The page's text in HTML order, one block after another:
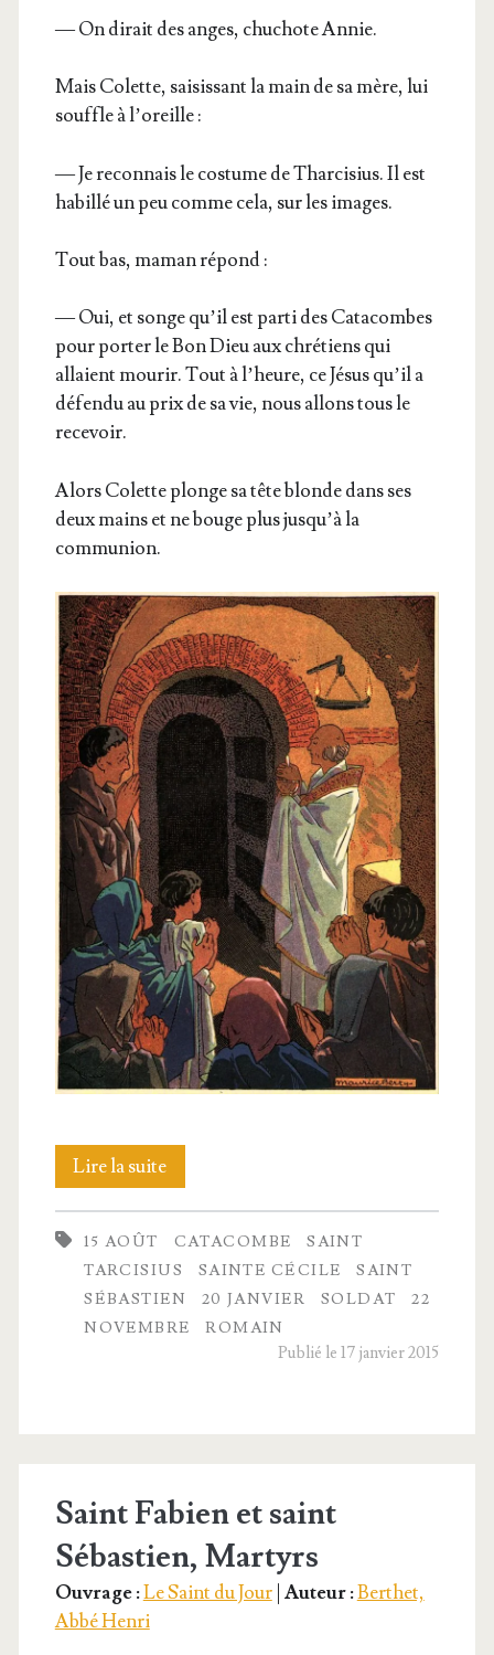
— On dirait des anges, chu­chote Annie.
Mais Colette, sai­sis­sant la main de sa mère, lui
souffle à l’oreille :
— Je recon­nais le cos­tume de Thar­ci­sius. Il est
habillé un peu comme cela, sur les images.
Tout bas, maman répond :
— Oui, et songe qu’il est par­ti des Cata­combes
pour por­ter le Bon Dieu aux chré­tiens qui
allaient mou­rir. Tout à l’heure, ce Jésus qu’il a
défen­du au prix de sa vie, nous allons tous le
recevoir.
Alors Colette plonge sa tête blonde dans ses
deux mains et ne bouge plus jus­qu’à la
communion.
Lire la suiteLes
mar­
tyrs
de
l’Église
15 AOÛT CATACOMBE
SAINT
TARCISIUS
SAINTE CÉCILE
SAINT
SÉBASTIEN
20 JANVIER SOLDAT
22
NOVEMBRE
ROMAIN
Publié le 17 janvier 2015
Saint Fabien et saint
Sébastien, Martyrs
Ouvrage :Le Saint du Jour| Auteur :Berthet,
Abbé Henri